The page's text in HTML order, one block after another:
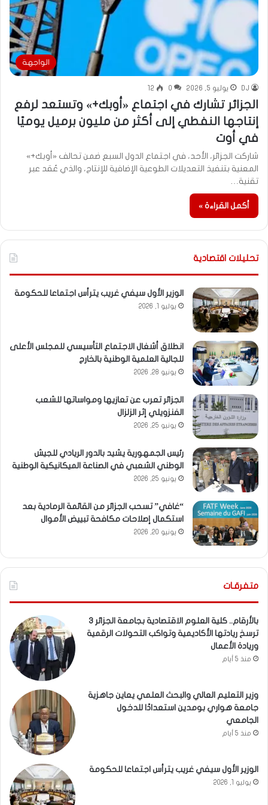
الواجهة
DJ يوليو 5, 2026 0
12
الجزائر تشارك في اجتماع «أوبك+» وتستعد لرفع
إنتاجها النفطي إلى أكثر من مليون برميل يوميًا
في أوت
شاركت الجزائر، الأحد، في اجتماع الدول السبع ضمن تحالف «أوبك+»
المعنية بتنفيذ التعديلات الطوعية الإضافية للإنتاج، والذي عُقد عبر
تقنية…
أكمل القراءة »
تحليلات اقتصادية
الوزير الأول سيفي غريب يترأس اجتماعا للحكومة
يوليو 1, 2026
انطلاق أشغال الاجتماع التأسيسي للمجلس الأعلى
للجالية العلمية الوطنية بالخارج
يونيو 28, 2026
الجزائر تعرب عن تعازيها ومواساتها للشعب
الفنزويلي إثر الزلزال
يونيو 25, 2026
رئيس الجمهورية يشيد بالدور الريادي للجيش
الوطني الشعبي في الصناعة الميكانيكية الوطنية
يونيو 25, 2026
“غافي” تسحب الجزائر من القائمة الرمادية بعد
استكمال إصلاحات مكافحة تبييض الأموال
يونيو 20, 2026
متفرقـات
بالأرقام.. كلية العلوم الاقتصادية بجامعة الجزائر 3
ترسخ ريادتها الأكاديمية وتواكب التحولات الرقمية
وريادة الأعمال
منذ 5 أيام
وزير التعليم العالي والبحث العلمي يعاين جاهزية
جامعة هواري بومدين استعدادًا للدخول
الجامعي
منذ 5 أيام
الوزير الأول سيفي غريب يترأس اجتماعا للحكومة
يوليو 1, 2026